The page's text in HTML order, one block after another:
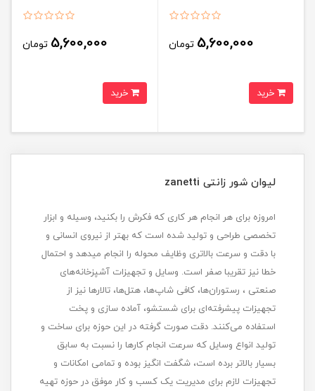
5,600,000 تومان 5,600,000 تومان
لیوان شور زانتی zanetti
امروزه برای هر انجام هر کاری که فکرش را بکنید، وسیله و ابزار
تخصصی طراحی و تولید شده است که بهتر از نیروی انسانی و
با دقت و سرعت بالاتری وظایف محوله را انجام میدهد و احتمال
خطا نیز تقریبا صفر است. وسایل و تجهیزات آشپزخانه‌های
صنعتی ، رستوران‌ها، کافی شاپ‌ها، هتل‌ها، تالارها نیز از
تجهیزات پیشرفته‌ای برای شستشو، آماده سازی و پخت
استفاده می‌کنند. دقت صورت گرفته در این حوزه برای ساخت و
تولید انواع وسایل که سرعت انجام کارها را نسبت به سابق
بسیار بالاتر برده است، شگفت انگیز بوده و تمامی امکانات و
تجهیزات لازم برای مدیریت یک کسب و کار موفق در حوزه تهیه